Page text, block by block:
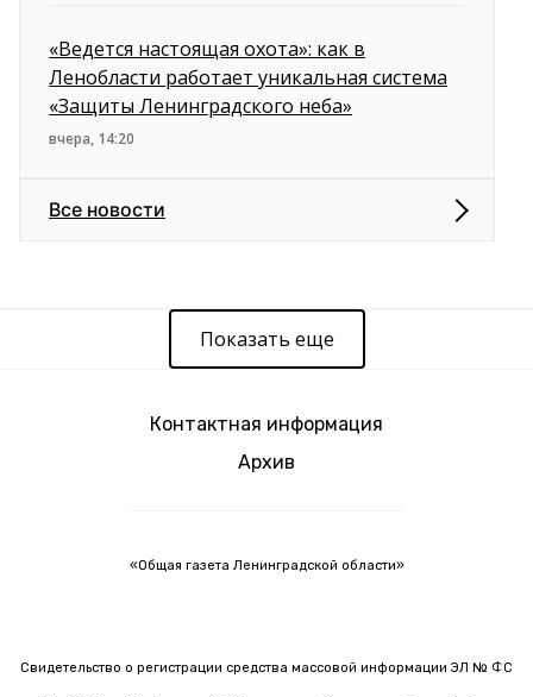
«Ведется настоящая охота»: как в
Ленобласти работает уникальная система
«Защиты Ленинградского неба»
вчера, 14:20
Все новости
Показать еще
Контактная информация
Архив
«Общая газета Ленинградской области»
Свидетельство о регистрации средства массовой информации ЭЛ № ФС